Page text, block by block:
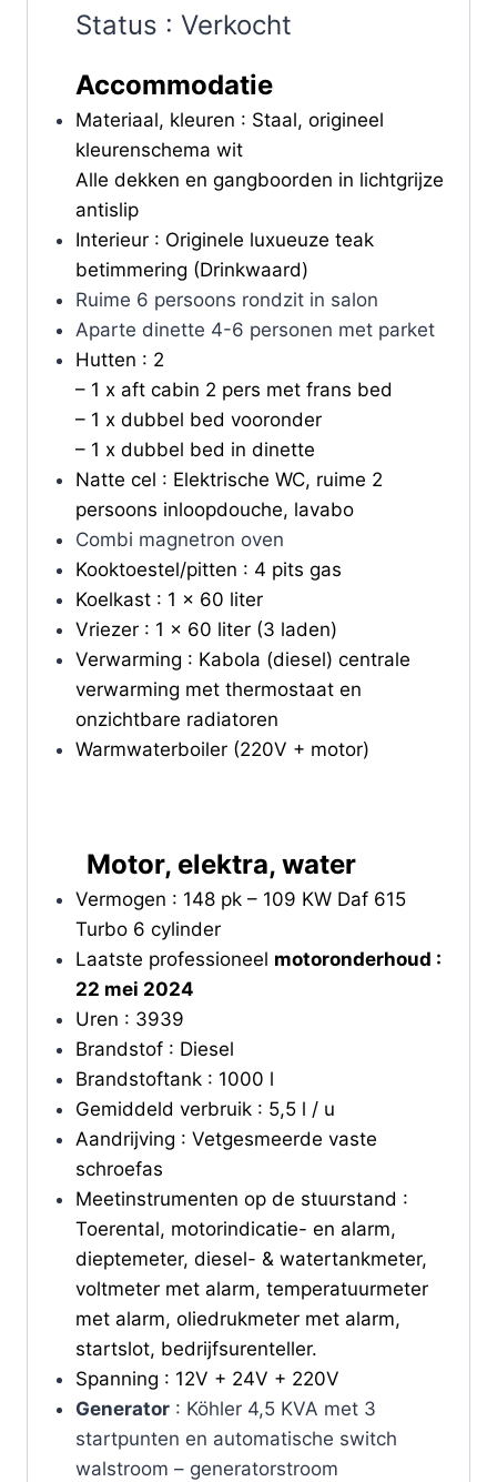
Status : Verkocht
Accommodatie
Materiaal, kleuren : Staal, origineel
kleurenschema wit
Alle dekken en gangboorden in lichtgrijze
antislip
Interieur : Originele luxueuze teak
betimmering (Drinkwaard)
Ruime 6 persoons rondzit in salon
Aparte dinette 4-6 personen met parket
Hutten : 2
– 1 x aft cabin 2 pers met frans bed
– 1 x dubbel bed vooronder
– 1 x dubbel bed in dinette
Natte cel : Elektrische WC, ruime 2
persoons inloopdouche, lavabo
Combi magnetron oven
Kooktoestel/pitten : 4 pits gas
Koelkast : 1 x 60 liter
Vriezer : 1 x 60 liter (3 laden)
Verwarming : Kabola (diesel) centrale
verwarming met thermostaat en
onzichtbare radiatoren
Warmwaterboiler (220V + motor)
Motor, elektra, water
Vermogen : 148 pk – 109 KW Daf 615
Turbo 6 cylinder
Laatste professioneel motoronderhoud :
22 mei 2024
Uren : 3939
Brandstof : Diesel
Brandstoftank : 1000 l
Gemiddeld verbruik : 5,5 l / u
Aandrijving : Vetgesmeerde vaste
schroefas
Meetinstrumenten op de stuurstand :
Toerental, motorindicatie- en alarm,
dieptemeter, diesel- & watertankmeter,
voltmeter met alarm, temperatuurmeter
met alarm, oliedrukmeter met alarm,
startslot, bedrijfsurenteller.
Spanning : 12V + 24V + 220V
Generator: Köhler 4,5 KVA met 3
startpunten en automatische switch
walstroom – generatorstroom